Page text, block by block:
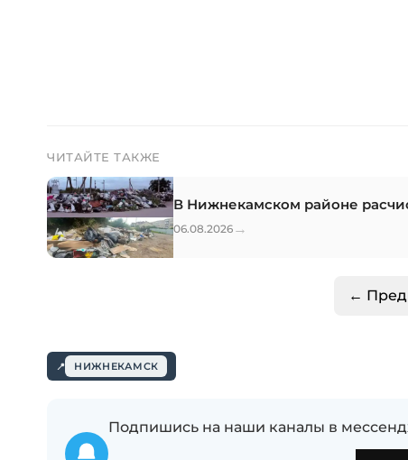
ЧИТАЙТЕ ТАКЖЕ
В Нижнекамском районе
06.08.2026 →
←
НИЖНЕКАМСК
Подпишись на наши каналы в